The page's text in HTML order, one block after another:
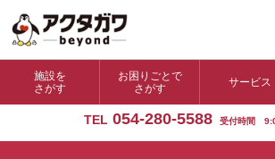
施設を
さがす
お困りごとで
さがす
サービス
TEL 054-280-5588 受付時間